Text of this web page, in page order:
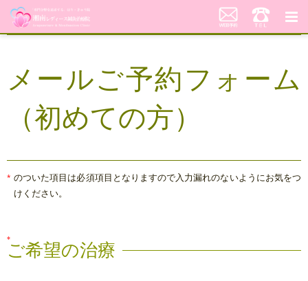
代表あいさつ「不妊鍼灸への想い」
当院の鍼灸治療について
患者さんの声
美顔はり
メールご予約フォーム
（初めての方）
のついた項目は必須項目となりますので入力漏れのないようにお気をつ
けください。
ご希望の治療